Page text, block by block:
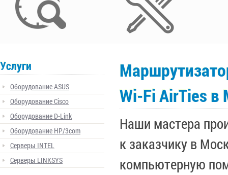
Wi-Fi AirTies в
Наши мастера
к заказчику в
компьютерную
Услуги
Оборудование ASUS
Оборудование Cisco
Оборудование D-Link
Оборудование HP/3com
Серверы INTEL
Серверы LINKSYS